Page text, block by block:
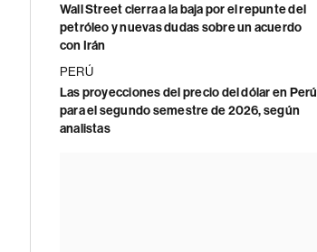
Wall Street cierra a la baja por el repunte del
petróleo y nuevas dudas sobre un acuerdo
con Irán
PERÚ
Las proyecciones del precio del dólar en Perú
para el segundo semestre de 2026, según
analistas